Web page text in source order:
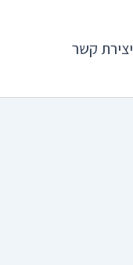
יצירת קשר